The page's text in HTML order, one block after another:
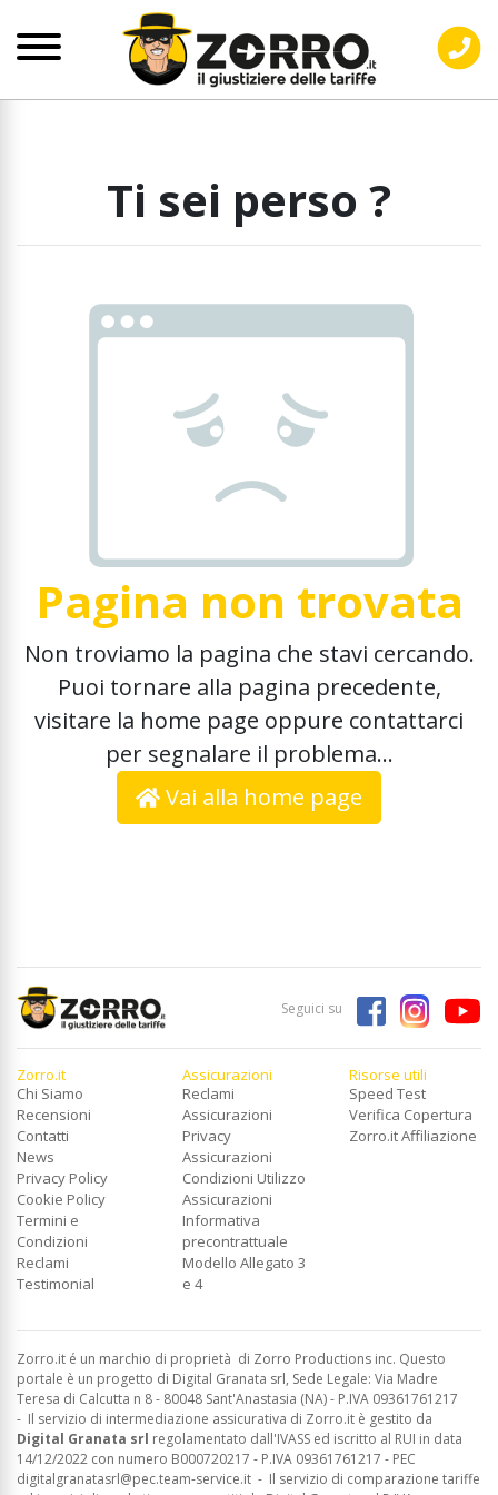
Ti sei perso ?
Pagina non trovata
Non troviamo la pagina che stavi cercando.
Puoi tornare alla pagina precedente,
visitare la home page oppure contattarci
per segnalare il problema...
Vai alla home page
Seguici su
Zorro.it
Chi Siamo
Recensioni
Contatti
News
Privacy Policy
Cookie Policy
Termini e
Condizioni
Reclami
Testimonial
Assicurazioni
Reclami
Assicurazioni
Privacy
Assicurazioni
Condizioni Utilizzo
Assicurazioni
Informativa
precontrattuale
Modello Allegato 3
e 4
Risorse utili
Speed Test
Verifica Copertura
Zorro.it Affiliazione
Zorro.it é un marchio di proprietà di Zorro Productions inc. Questo
portale è un progetto di Digital Granata srl, Sede Legale: Via Madre
Teresa di Calcutta n 8 - 80048 Sant'Anastasia (NA) - P.IVA 09361761217
- Il servizio di intermediazione assicurativa di Zorro.it è gestito da
Digital Granata srl regolamentato dall'IVASS ed iscritto al RUI in data
14/12/2022 con numero B000720217 - P.IVA 09361761217 - PEC
digitalgranatasrl@pec.team-service.it - Il servizio di comparazione tariffe